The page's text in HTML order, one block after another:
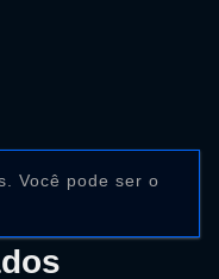
Você pode ser o